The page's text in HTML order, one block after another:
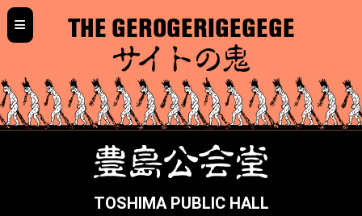
≡ THE GEROGERIGEGEGE
サイトの鬼
豊島公会堂
TOSHIMA PUBLIC HALL